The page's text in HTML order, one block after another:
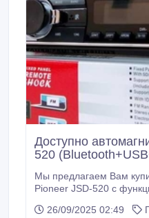
Доступно
520
Мы предлагаем Вам
Pioneer JSD-520 с функцией
доступная цена; - панель несъемная; - износ
26/09/2025 02:49